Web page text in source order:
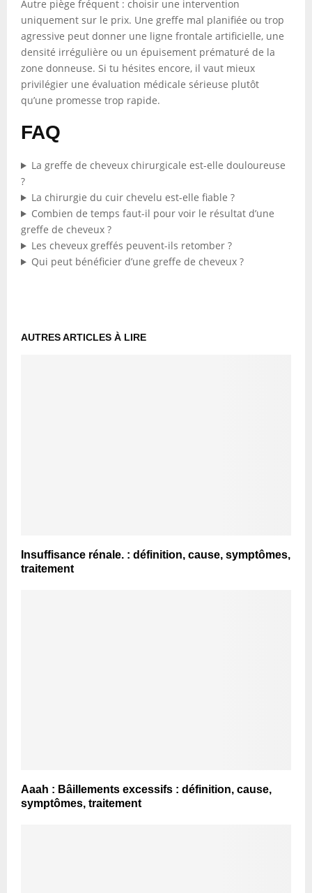
Autre piège fréquent : choisir une intervention
uniquement sur le prix. Une greffe mal planifiée ou trop
agressive peut donner une ligne frontale artificielle, une
densité irrégulière ou un épuisement prématuré de la
zone donneuse. Si tu hésites encore, il vaut mieux
privilégier une évaluation médicale sérieuse plutôt
qu’une promesse trop rapide.
FAQ
La greffe de cheveux chirurgicale est-elle douloureuse
?
La chirurgie du cuir chevelu est-elle fiable ?
Combien de temps faut-il pour voir le résultat d’une
greffe de cheveux ?
Les cheveux greffés peuvent-ils retomber ?
Qui peut bénéficier d’une greffe de cheveux ?
AUTRES ARTICLES À LIRE
Insuffisance rénale. : définition, cause, symptômes,
traitement
Aaah : Bâillements excessifs : définition, cause,
symptômes, traitement